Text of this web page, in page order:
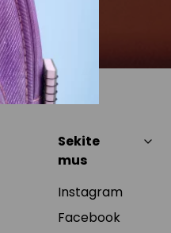
Sekite
mus
Instagram
Facebook